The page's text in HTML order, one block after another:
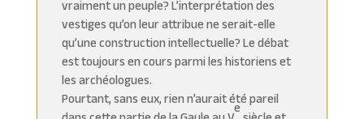
vraiment un peuple? L’interprétation des
vestiges qu’on leur attribue ne serait-elle
qu’une construction intellectuelle? Le débat
est toujours en cours parmi les historiens et
les archéologues.
Pourtant, sans eux, rien n’aurait été pareil
e